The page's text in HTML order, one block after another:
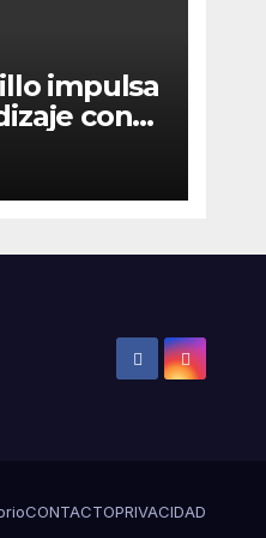
impulsa
con
artificial
Google
CONTACTOPRIVACIDAD